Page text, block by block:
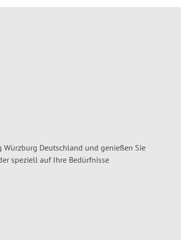
Würzburg Deutschland und genießen Sie
speziell auf Ihre Bedürfnisse